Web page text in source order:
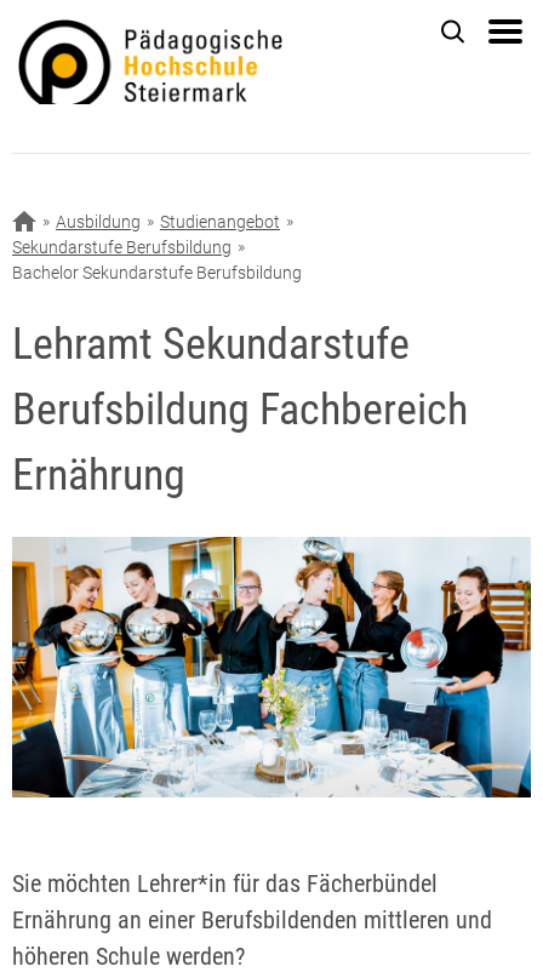
Ausbildung
Studienangebot
Sekundarstufe Berufsbildung
Bachelor Sekundarstufe Berufsbildung
Lehramt Sekundarstufe
Berufsbildung Fachbereich
Ernährung
Sie möchten Lehrer*in für das Fächerbündel
Ernährung an einer Berufsbildenden mittleren und
höheren Schule werden?